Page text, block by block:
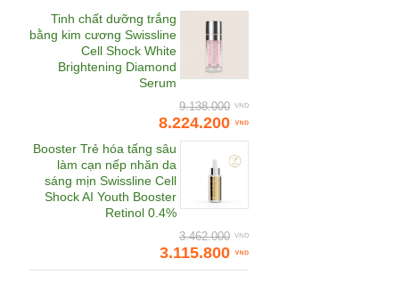
Cle de Peau Beaute
CNI
COCOAGE Cosmetics
Daedong Korea Ginseng
Dalton
Damode
Deep Blue Health
Tinh chất dưỡng trắng
bằng kim cương Swissline
Cell Shock White
Brightening Diamond
Serum
9.138.000
8.224.200
Booster Trẻ hóa tấng sâu
làm cạn nếp nhăn da
sáng mịn Swissline Cell
Shock AI Youth Booster
Retinol 0.4%
3.462.000
3.115.800